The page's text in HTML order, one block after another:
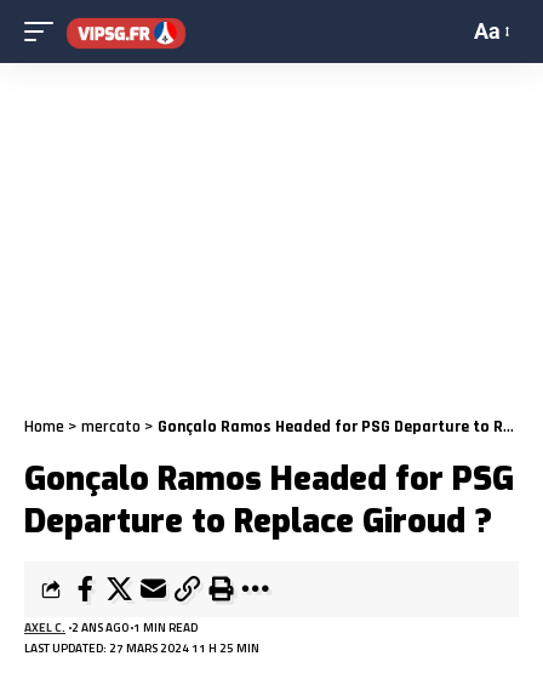
Aa
Home > mercato > Gonçalo Ramos Headed for PSG Departure to Replace Giroud ?
Gonçalo Ramos Headed for PSG
Departure to Replace Giroud ?
LAST UPDATED: 27 MARS 2024 11 H 25 MIN
AXEL C. 2 ANS AGO 1 MIN READ